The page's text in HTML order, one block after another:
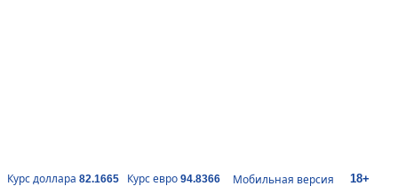
Курс доллара 82.1665 Курс евро 94.8366 Мобильная версия 18+